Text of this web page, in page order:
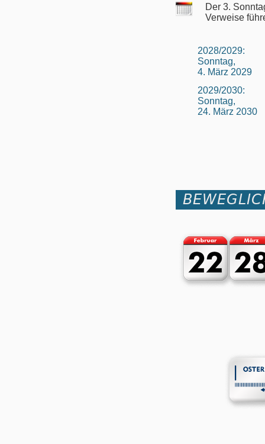
Der 3.
Verweise
2028/2029:
Sonntag,
4. März 2029
2029/2030:
Sonntag,
24. März 2030